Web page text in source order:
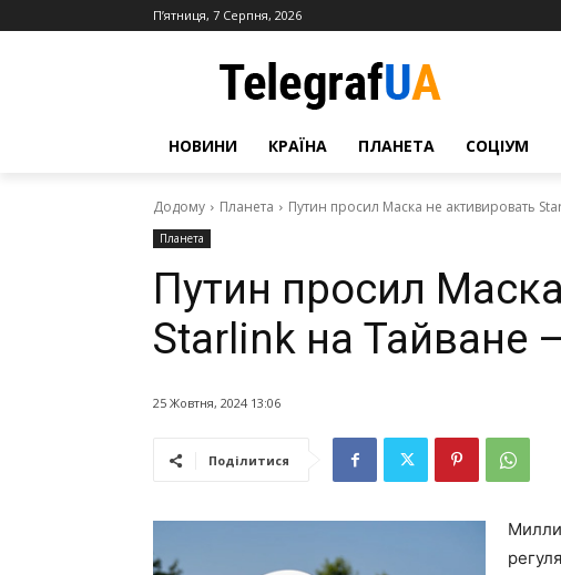
П’ятниця, 7 Серпня, 2026
НОВИНИ КРАЇНА ПЛАНЕТА СОЦІУМ
Додому Планета Путин просил Маска не активировать
Планета
Путин просил
Starlink на Тайване
25 Жовтня, 2024 13:06
Поділитися